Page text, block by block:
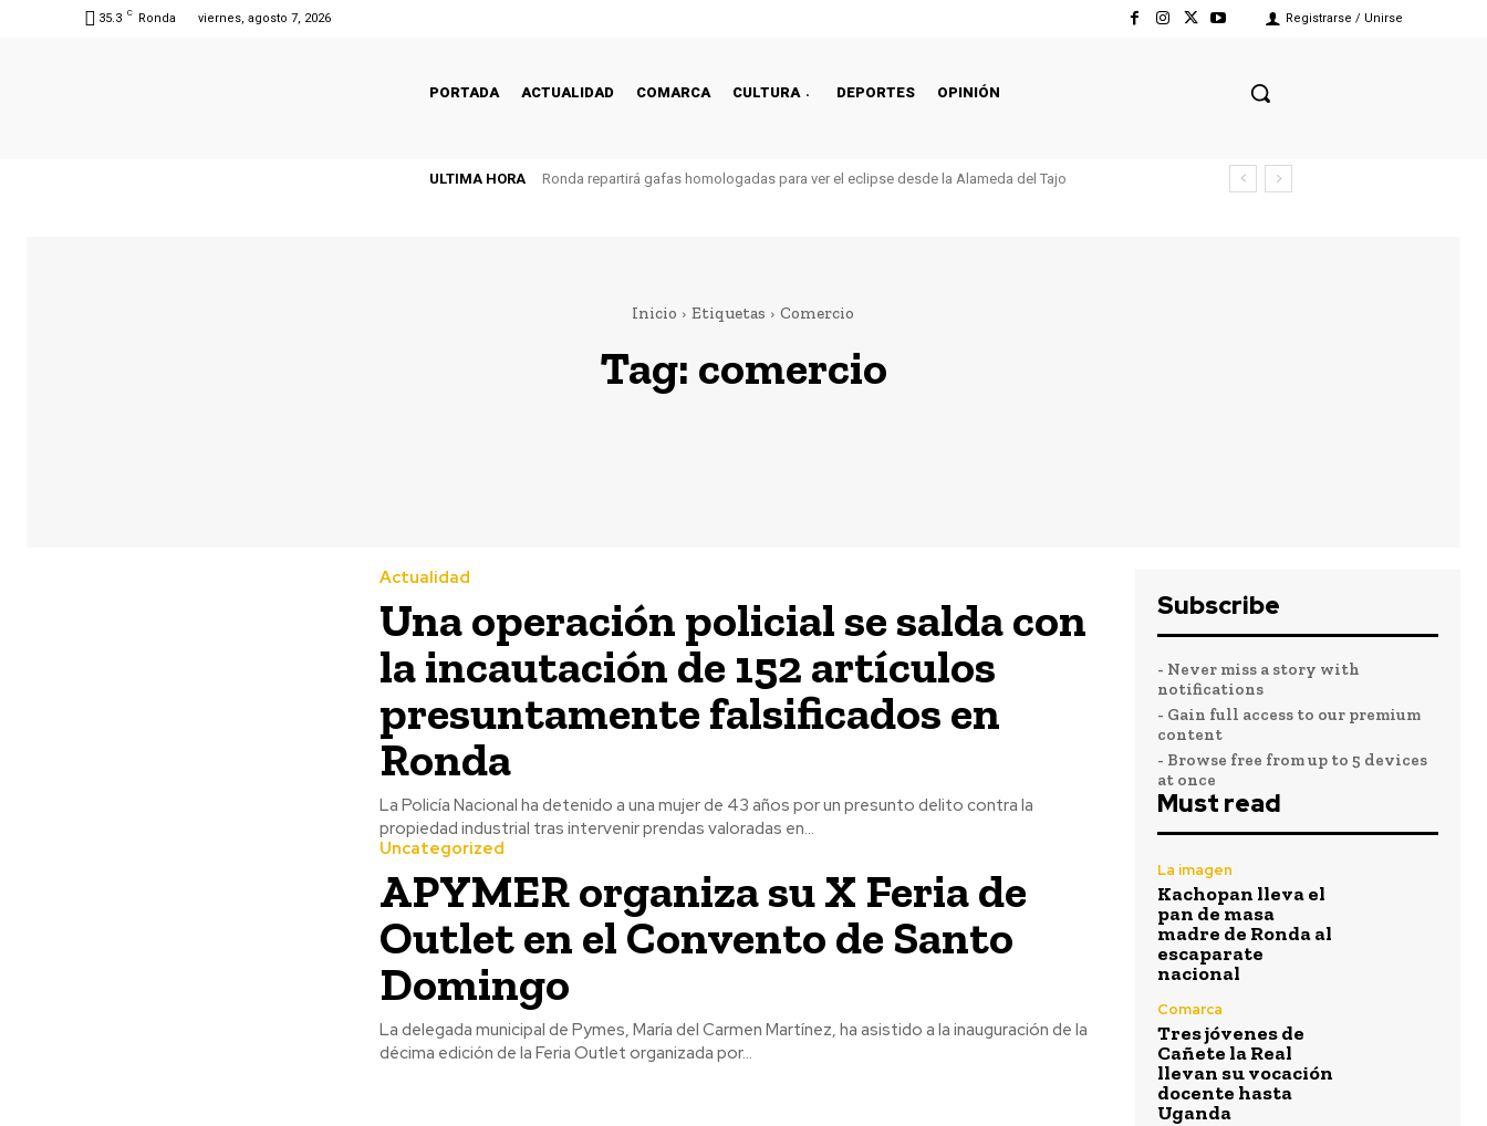
35.3 C Ronda viernes, agosto 7, 2026 Registrarse / Unirse
PORTADA ACTUALIDAD COMARCA CULTURA DEPORTES OPINIÓN
ULTIMA HORA Ronda repartirá gafas homologadas para ver el eclipse desde la Alameda del Tajo
Inicio Etiquetas Comercio
Tag: comercio
Actualidad
Una operación policial se salda con
la incautación de 152 artículos
presuntamente falsificados en
Ronda
La Policía Nacional ha detenido a una mujer de 43 años por un presunto delito contra la
propiedad industrial tras intervenir prendas valoradas en...
Uncategorized
APYMER organiza su X Feria de
Outlet en el Convento de Santo
Domingo
La delegada municipal de Pymes, María del Carmen Martínez, ha asistido a la inauguración de la
décima edición de la Feria Outlet organizada por...
Subscribe
- Never miss a story with
notifications
- Gain full access to our premium
content
- Browse free from up to 5 devices
at once
Must read
La imagen
Kachopan lleva el
pan de masa
madre de Ronda al
escaparate
nacional
Comarca
Tres jóvenes de
Cañete la Real
llevan su vocación
docente hasta
Uganda